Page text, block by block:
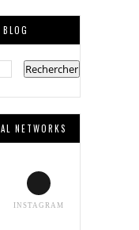
NETWORKS
INSTAGRAM